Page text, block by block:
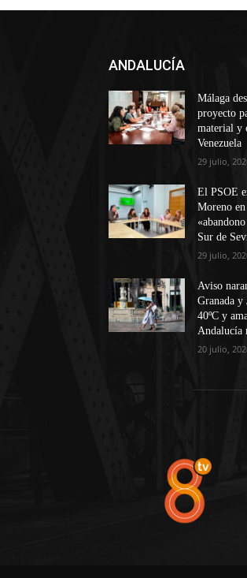
ANDALUCÍA
Málaga
proyecto
material y
Venezuela
29 julio,
El PSOE
Moreno
Sur de
29 julio,
Aviso
Granada y
40ºC y
Andalucía
20 julio,